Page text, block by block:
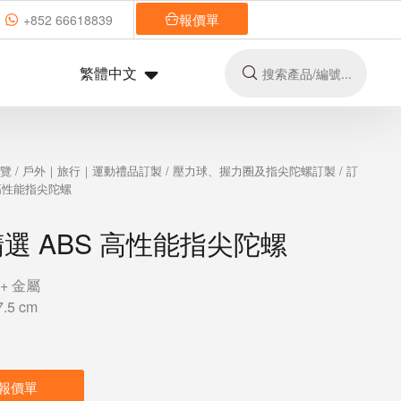
+852 66618839 報價單
繁體中文
/ 戶外｜旅行｜運動禮品訂製 / 壓力球、握力圈及指尖陀螺訂製 / 訂
能指尖陀螺
ABS 高性能指尖陀螺
金屬
cm
價單